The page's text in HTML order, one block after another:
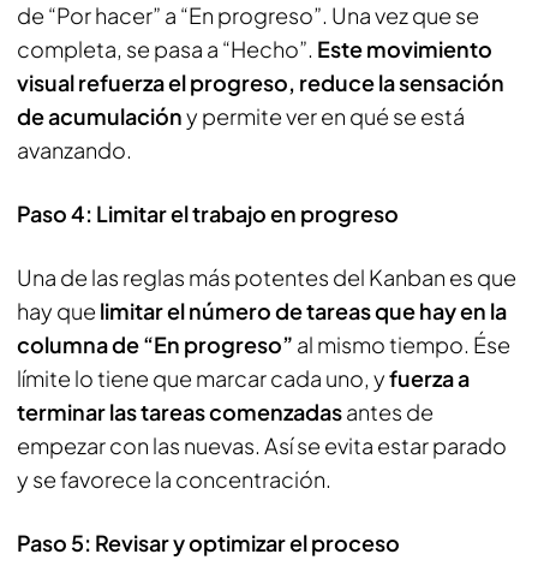
de “Por hacer” a “En progreso”. Una vez que se
completa, se pasa a “Hecho”. Este movimiento
visual refuerza el progreso, reduce la sensación
de acumulacióny permite ver en qué se está
avanzando.
Paso 4: Limitar el trabajo en progreso
Una de las reglas más potentes del Kanban es que
hay que limitar el número de tareas que hay en la
columna de “En progreso” al mismo tiempo. Ése
límite lo tiene que marcar cada uno, yfuerza a
terminar las tareas comenzadasantes de
empezar con las nuevas. Así se evita estar parado
y se favorece la concentración.
Paso 5: Revisar y optimizar el proceso